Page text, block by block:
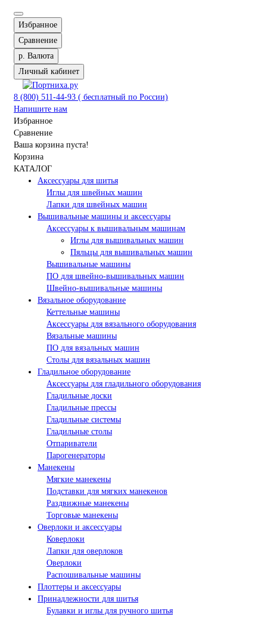
Избранное
Сравнение
р. Валюта
Личный кабинет
8 (800) 511-44-93 ( бесплатный по России)
Напишите нам
Избранное
Сравнение
Ваша корзина пуста!
Корзина
КАТАЛОГ
Аксессуары для шитья
Иглы для швейных машин
Лапки для швейных машин
Вышивальные машины и аксессуары
Аксессуары к вышивальным машинам
Иглы для вышивальных машин
Пяльцы для вышивальных машин
Вышивальные машины
ПО для швейно-вышивальных машин
Швейно-вышивальные машины
Вязальное оборудование
Кеттельные машины
Аксессуары для вязального оборудования
Вязальные машины
ПО для вязальных машин
Столы для вязальных машин
Гладильное оборудование
Аксессуары для гладильного оборудования
Гладильные доски
Гладильные прессы
Гладильные системы
Гладильные столы
Отпариватели
Парогенераторы
Манекены
Мягкие манекены
Подставки для мягких манекенов
Раздвижные манекены
Торговые манекены
Оверлоки и аксессуары
Коверлоки
Лапки для оверлоков
Оверлоки
Распошивальные машины
Плоттеры и аксессуары
Принадлежности для шитья
Булавки и иглы для ручного шитья